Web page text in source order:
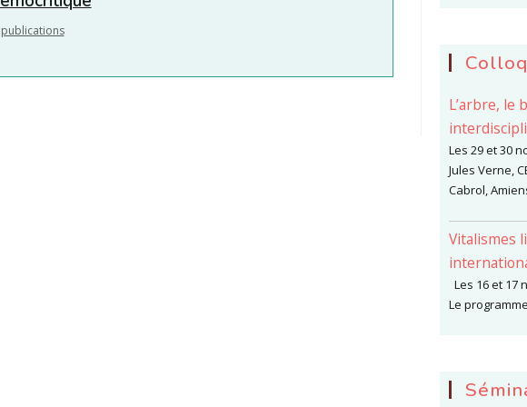
publications
L’arbre, le
Les 29 et 30
Jules Verne,
Cabrol,
Vitalismes
Les 16 et 17
Le